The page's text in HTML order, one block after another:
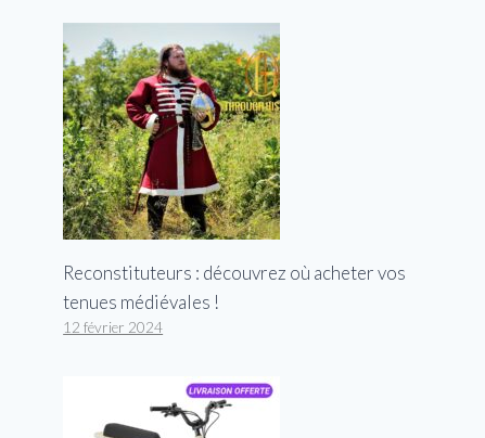
Reconstituteurs : découvrez où acheter vos
tenues médiévales !
12 février 2024